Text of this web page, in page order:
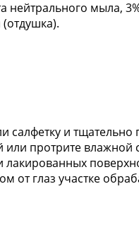
нейтрального мыла,
салфетку и
протрите влажной
от глаз участке